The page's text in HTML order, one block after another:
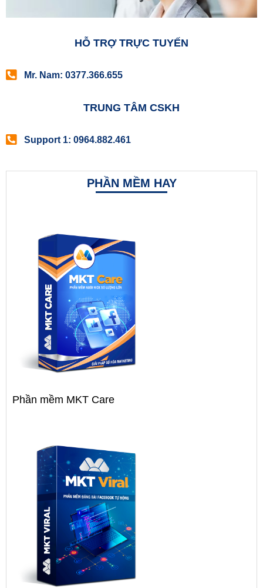
HỖ TRỢ TRỰC TUYẾN
Mr. Nam: 0377.366.655
TRUNG TÂM CSKH
Support 1: 0964.882.461
PHẦN MỀM HAY
Phần mềm MKT Care